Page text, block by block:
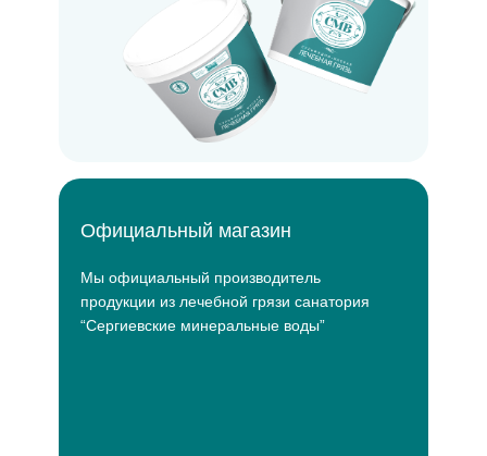
Официальный магазин
Мы официальный производитель
продукции из лечебной грязи санатория
“Сергиевские минеральные воды”